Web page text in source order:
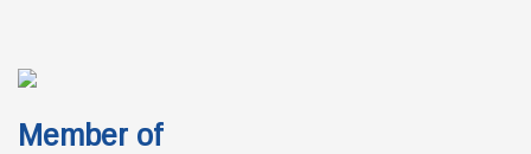
Member of